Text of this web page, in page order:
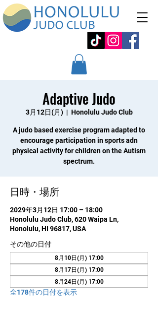
Adaptive Judo
3月12日(月)
  |
Honolulu Judo Club
A judo based exercise program adapted to
encourage participation in sports adn
physical activity for children on the Autism
spectrum.
日時・場所
2029年3月12日 17:00 – 18:00
Honolulu Judo Club, 620 Waipa Ln,
Honolulu, HI 96817, USA
その他の日付
8月10日(月) 17:00
8月17日(月) 17:00
8月24日(月) 17:00
全178件の日付を表示